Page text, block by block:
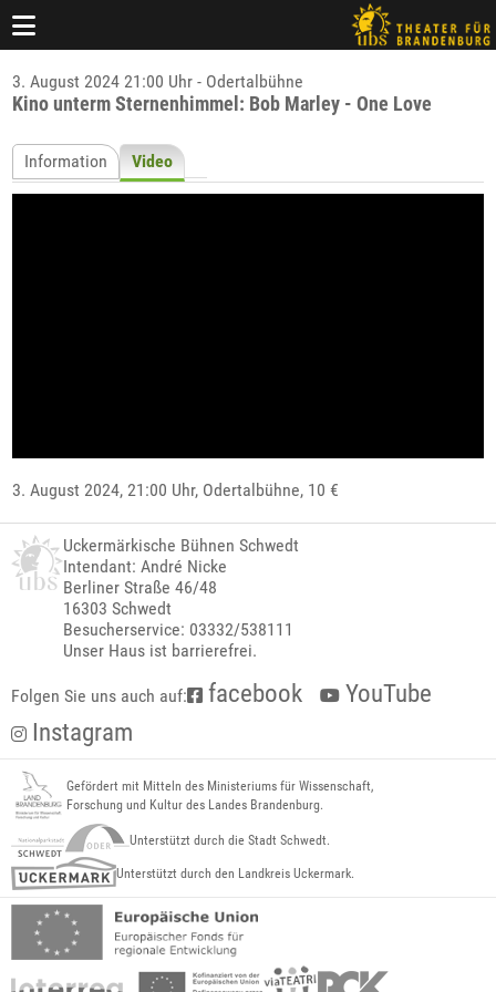
3. August 2024 21:00 Uhr - Odertalbühne
Kino unterm Sternenhimmel: Bob Marley - One Love
Information Video
3. August 2024, 21:00 Uhr, Odertalbühne, 10 €
Uckermärkische Bühnen Schwedt
Intendant: André Nicke
Berliner Straße 46/48
16303 Schwedt
Besucherservice: 03332/538111
Unser Haus ist barrierefrei.
Folgen Sie uns auch auf: facebook
YouTube
Instagram
Gefördert mit Mitteln des Ministeriums für Wissenschaft,
Forschung und Kultur des Landes Brandenburg.
Unterstützt durch die Stadt Schwedt.
Unterstützt durch den Landkreis Uckermark.